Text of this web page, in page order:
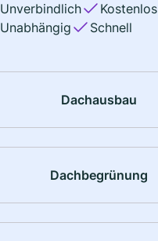
Unverbindlich
Kostenlos
Unabhängig
Schnell
Dachausbau
Dachbegrünung